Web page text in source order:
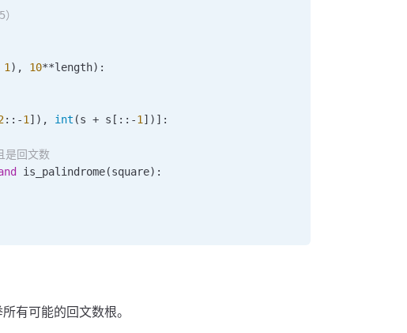
1 ), 10**length):
:: -1 ]), int (s + s[:: -1 ])]:
回文数
is_palindrome(square):
有可能的回文数根。